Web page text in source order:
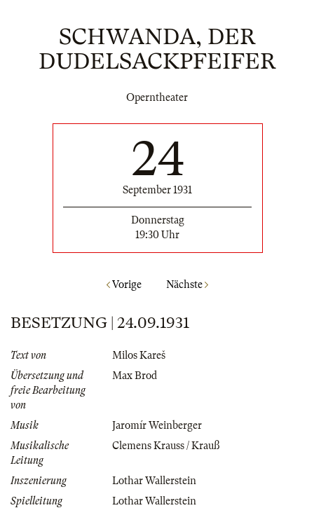
SCHWANDA, DER
DUDELSACKPFEIFER
Operntheater
24
September 1931
Donnerstag
19:30 Uhr
Vorige Nächste
BESETZUNG | 24.09.1931
Text von
Milos Kareš
Übersetzung und
freie Bearbeitung
von
Max Brod
Musik
Jaromír Weinberger
Musikalische
Leitung
Clemens Krauss / Krauß
Inszenierung
Lothar Wallerstein
Spielleitung
Lothar Wallerstein